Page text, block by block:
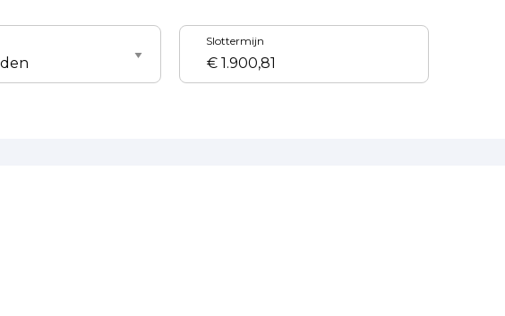
Slottermijn